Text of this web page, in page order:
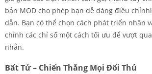
bản MOD cho phép bạn dễ dàng điều
dẫn. Bạn có thể chọn cách phát triển nhân
chỉnh các chỉ số một cách tối ưu để vượt
nhằn.
Bất Tử – Chiến Thắng Mọi Đối Thủ